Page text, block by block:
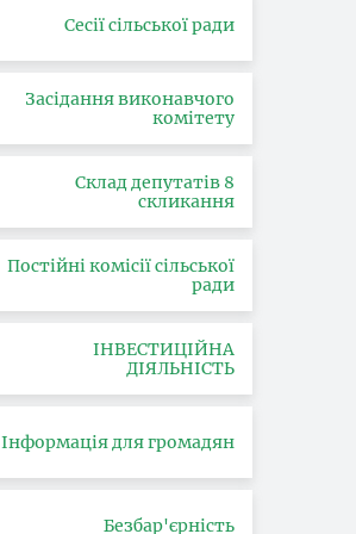
Сесії сільської ради
Засідання виконавчого
комітету
Склад депутатів 8
скликання
Постійні комісії сільської
ради
ІНВЕСТИЦІЙНА
ДІЯЛЬНІСТЬ
Інформація для громадян
Безбар'єрність